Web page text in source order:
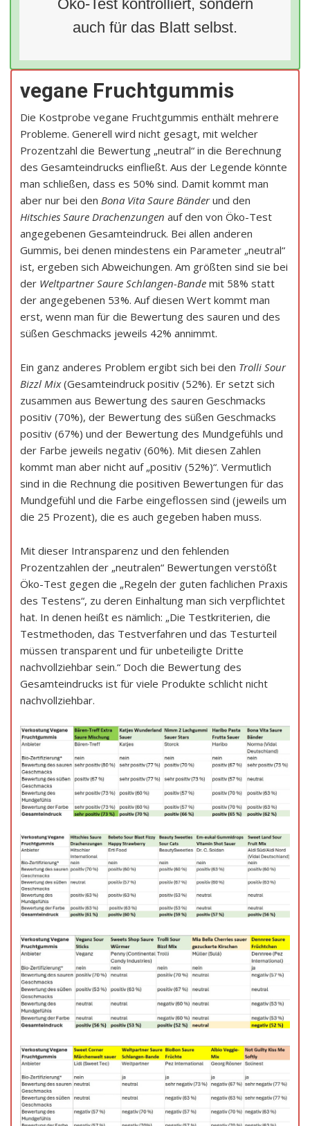
Öko-Test kontrolliert, sondern
auch für das Blatt selbst.
vegane Fruchtgummis
Die Kostprobe vegane Fruchtgummis enthält mehrere
Probleme. Generell wird nicht gesagt, mit welcher
Prozentzahl die Bewertung „neutral“ in die Berechnung
des Gesamteindrucks einfließt. Aus der Legende könnte
man schließen, dass es 50% sind. Damit kommt man
aber nur bei den Bona Vita Saure Bänderund den
Hitschies Saure Drachenzungen auf den von Öko-Test
angegebenen Gesamteindruck. Bei allen anderen
Gummis, bei denen mindestens ein Parameter „neutral“
ist, ergeben sich Abweichungen. Am größten sind sie bei
der Weltpartner Saure Schlangen-Bande mit 58% statt
der angegebenen 53%. Auf diesen Wert kommt man
erst, wenn man für die Bewertung des sauren und des
süßen Geschmacks jeweils 42% annimmt.
Ein ganz anderes Problem ergibt sich bei den Trolli Sour
Bizzl Mix(Gesamteindruck positiv (52%). Er setzt sich
zusammen aus Bewertung des sauren Geschmacks
positiv (70%), der Bewertung des süßen Geschmacks
positiv (67%) und der Bewertung des Mundgefühls und
der Farbe jeweils negativ (60%). Mit diesen Zahlen
kommt man aber nicht auf „positiv (52%)“. Vermutlich
sind in die Rechnung die positiven Bewertungen für das
Mundgefühl und die Farbe eingeflossen sind (jeweils um
die 25 Prozent), die es auch gegeben haben muss.
Mit dieser Intransparenz und den fehlenden
Prozentzahlen der „neutralen“ Bewertungen verstößt
Öko-Test gegen die „Regeln der guten fachlichen Praxis
des Testens“, zu deren Einhaltung man sich verpflichtet
hat. In denen heißt es nämlich: „Die Testkriterien, die
Testmethoden, das Testverfahren und das Testurteil
müssen transparent und für unbeteiligte Dritte
nachvollziehbar sein.“ Doch die Bewertung des
Gesamteindrucks ist für viele Produkte schlicht nicht
nachvollziehbar.